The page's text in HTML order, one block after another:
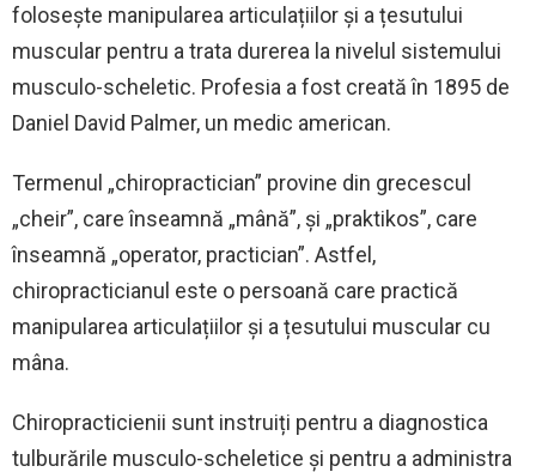
folosește manipularea articulațiilor și a țesutului
muscular pentru a trata durerea la nivelul sistemului
musculo-scheletic. Profesia a fost creată în 1895 de
Daniel David Palmer, un medic american.
Termenul „chiropractician” provine din grecescul
„cheir”, care înseamnă „mână”, și „praktikos”, care
înseamnă „operator, practician”. Astfel,
chiropracticianul este o persoană care practică
manipularea articulațiilor și a țesutului muscular cu
mâna.
Chiropracticienii sunt instruiți pentru a diagnostica
tulburările musculo-scheletice și pentru a administra